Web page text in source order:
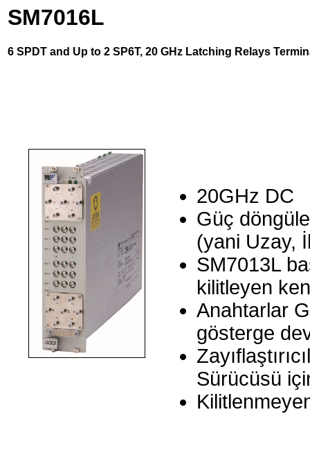
SM7016L
6 SPDT and Up to 2 SP6T, 20 GHz Latching Relays
20GHz DC
Güç
(yani Uzay,
SM7013L
kilitleyen
Anahtarlar
gösterge
Sürücüsü